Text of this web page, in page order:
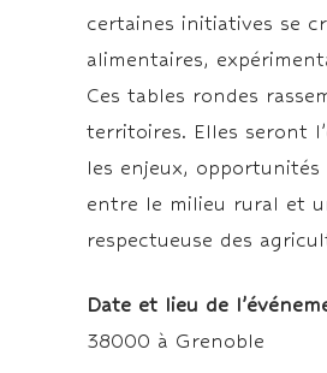
certaines initiatives se
alimentaires,
Ces tables rondes
territoires. Elles seront
les enjeux,
entre le milieu rural et
respectueuse des
Date et lieu de
38000 à Grenoble